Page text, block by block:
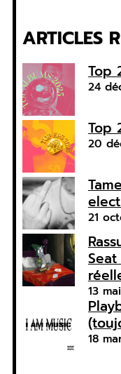
ARTICLES
Top
24
Top
20
21
13
18